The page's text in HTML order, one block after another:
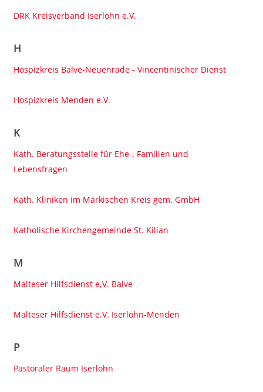
DRK Kreisverband Iserlohn e.V.
H
Hospizkreis Balve-Neuenrade - Vincentinischer Dienst
Hospizkreis Menden e.V.
K
Kath. Beratungsstelle für Ehe-, Familien und
Lebensfragen
Kath. Kliniken im Märkischen Kreis gem. GmbH
Katholische Kirchengemeinde St. Kilian
M
Malteser Hilfsdienst e,V. Balve
Malteser Hilfsdienst e.V. Iserlohn-Menden
P
Pastoraler Raum Iserlohn